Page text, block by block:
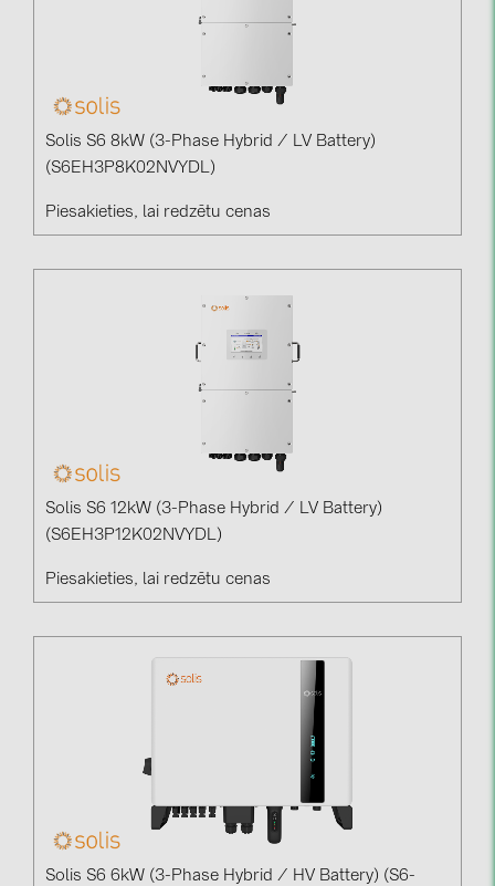
Solis S6 8kW (3-Phase Hybrid / LV Battery)
(S6EH3P8K02NVYDL)
Piesakieties, lai redzētu cenas
Solis S6 12kW (3-Phase Hybrid / LV Battery)
(S6EH3P12K02NVYDL)
Piesakieties, lai redzētu cenas
Solis S6 6kW (3-Phase Hybrid / HV Battery) (S6-